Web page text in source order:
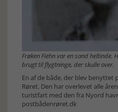
Frøken Fiehn var en sand heltinde.
brugt til flygtninge, der skulle over.
En af de både, der blev benyttet
Røret. Den har overlevet alle
turistfart med den fra Nyord
postbådenrøret.dk